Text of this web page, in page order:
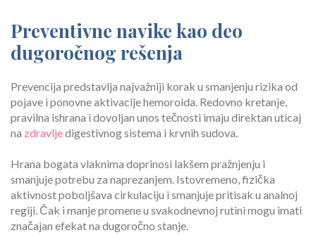
Preventivne navike kao deo
dugoročnog rešenja
Prevencija predstavlja najvažniji korak u smanjenju rizika od
pojave i ponovne aktivacije hemoroida. Redovno kretanje,
pravilna ishrana i dovoljan unos tečnosti imaju direktan uticaj
na zdravljedigestivnog sistema i krvnih sudova.
Hrana bogata vlaknima doprinosi lakšem pražnjenju i
smanjuje potrebu za naprezanjem. Istovremeno, fizička
aktivnost poboljšava cirkulaciju i smanjuje pritisak u analnoj
regiji. Čak i manje promene u svakodnevnoj rutini mogu imati
značajan efekat na dugoročno stanje.